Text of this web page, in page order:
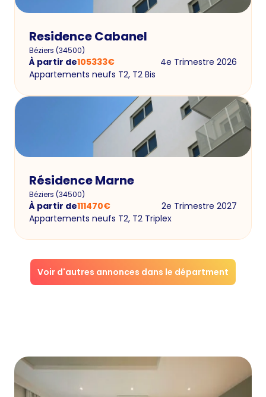
Residence Cabanel
Béziers (34500)
À partir de105333€
4e Trimestre 2026
Appartements neufs T2, T2 Bis
Résidence Marne
Béziers (34500)
À partir de111470€
2e Trimestre 2027
Appartements neufs T2, T2 Triplex
Voir d'autres annonces dans le départment